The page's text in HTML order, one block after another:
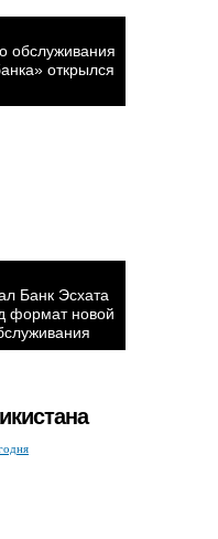
обслуживания
открылся
Банк Эсхата
формат новой